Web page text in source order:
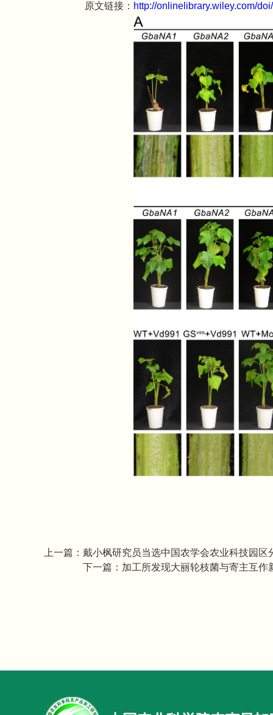
原文链接： http://onlinelibrary.wiley.com/
上一篇： 戴小枫研究员当选中国农学会农业科技园区
下一篇： 加工所发现大丽轮枝菌与寄主互作